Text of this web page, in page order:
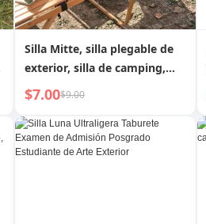
Silla Mitte, silla plegable de
exterior, silla de camping,
silla de camping, mesa,
pesca, ocio, silla de puesto,
aleación de aluminio
$7.00$9.00